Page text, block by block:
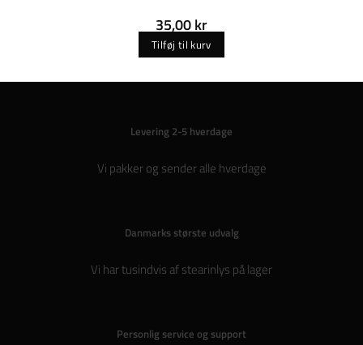
35,00kr
Tilføj til kurv
Levering 2-5 hverdage
Vi pakker og sender alle hverdage
Danmarks største udvalg
Vi har tusindvis af stearinlys på lager
Personlig service og support